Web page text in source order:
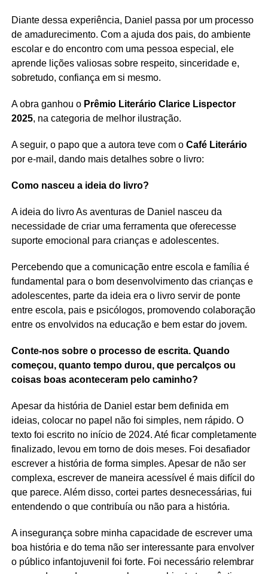
Diante dessa experiência, Daniel passa por um processo
de amadurecimento. Com a ajuda dos pais, do ambiente
escolar e do encontro com uma pessoa especial, ele
aprende lições valiosas sobre respeito, sinceridade e,
sobretudo, confiança em si mesmo.
A obra ganhou o Prêmio Literário Clarice Lispector
2025, na categoria de melhor ilustração.
A seguir, o papo que a autora teve com o Café Literário
por e-mail, dando mais detalhes sobre o livro:
Como nasceu a ideia do livro?
A ideia do livro As aventuras de Daniel nasceu da
necessidade de criar uma ferramenta que oferecesse
suporte emocional para crianças e adolescentes.
Percebendo que a comunicação entre escola e família é
fundamental para o bom desenvolvimento das crianças e
adolescentes, parte da ideia era o livro servir de ponte
entre escola, pais e psicólogos, promovendo colaboração
entre os envolvidos na educação e bem estar do jovem.
Conte-nos sobre o processo de escrita. Quando
começou, quanto tempo durou, que percalços ou
coisas boas aconteceram pelo caminho?
Apesar da história de Daniel estar bem definida em
ideias, colocar no papel não foi simples, nem rápido. O
texto foi escrito no início de 2024. Até ficar completamente
finalizado, levou em torno de dois meses. Foi desafiador
escrever a história de forma simples. Apesar de não ser
complexa, escrever de maneira acessível é mais difícil do
que parece. Além disso, cortei partes desnecessárias, fui
entendendo o que contribuía ou não para a história.
A insegurança sobre minha capacidade de escrever uma
boa história e do tema não ser interessante para envolver
o público infantojuvenil foi forte. Foi necessário relembrar